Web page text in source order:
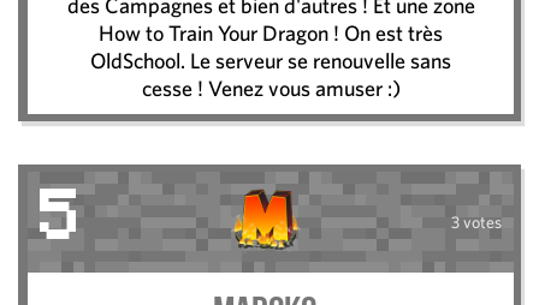
des Campagnes et bien d'autres ! Et une zone
How to Train Your Dragon ! On est très
OldSchool. Le serveur se renouvelle sans
cesse ! Venez vous amuser :)
5 3 votes